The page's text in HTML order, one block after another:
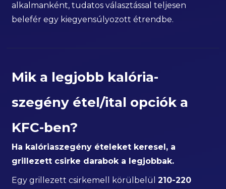
alkalmanként, tudatos választással teljesen
belefér egy kiegyensúlyozott étrendbe.
Mik a legjobb kalória-
szegény étel/ital opciók a
KFC-ben?
Ha kalóriaszegény ételeket keresel, a
grillezett csirke darabok a legjobbak.
Egy grillezett csirkemell körülbelül210-220